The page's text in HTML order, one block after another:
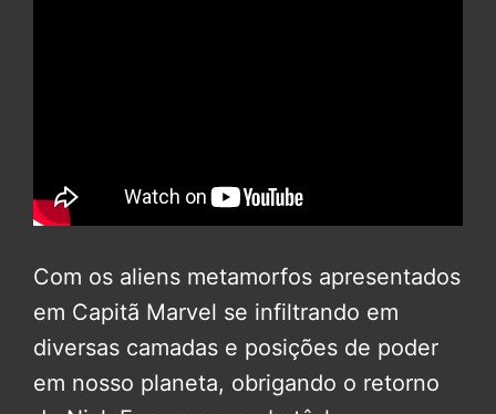
Com os aliens metamorfos apresentados
em Capitã Marvel se infiltrando em
diversas camadas e posições de poder
em nosso planeta, obrigando o retorno